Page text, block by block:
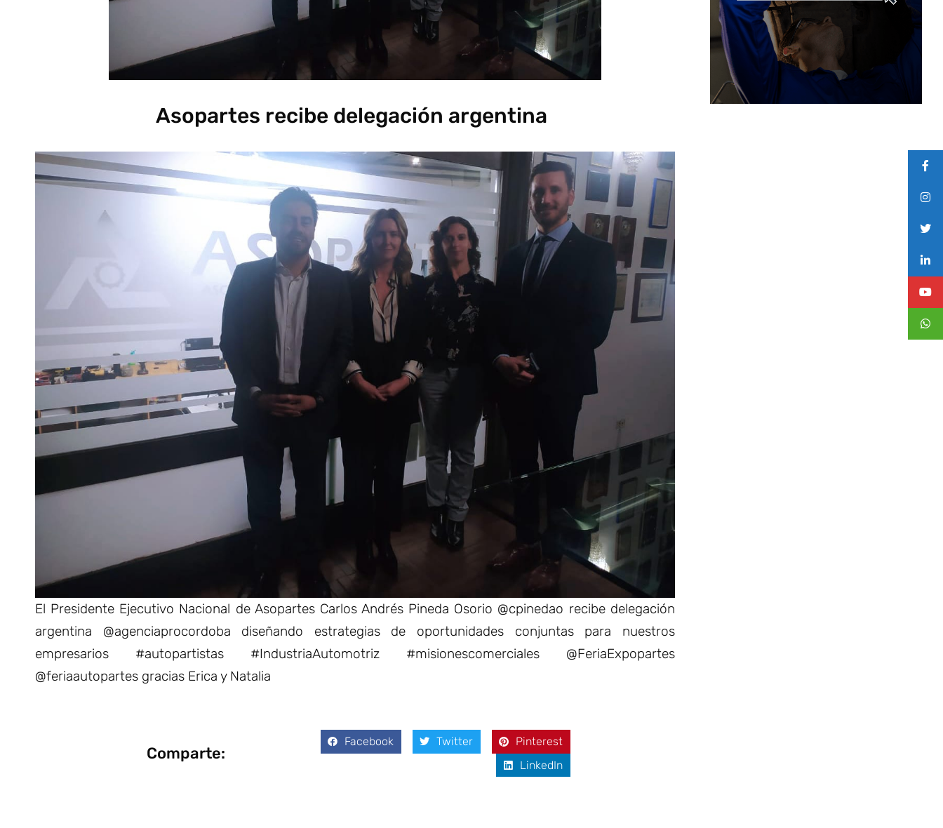
Asopartes recibe delegación argentina
El Presidente Ejecutivo Nacional de Asopartes Carlos Andrés Pineda Osorio @cpinedao recibe delegación
argentina @agenciaprocordoba diseñando estrategias de oportunidades conjuntas para nuestros
empresarios #autopartistas #IndustriaAutomotriz #misionescomerciales @FeriaExpopartes
@feriaautopartes gracias Erica y Natalia
Comparte:
Facebook Twitter
Pinterest
LinkedIn